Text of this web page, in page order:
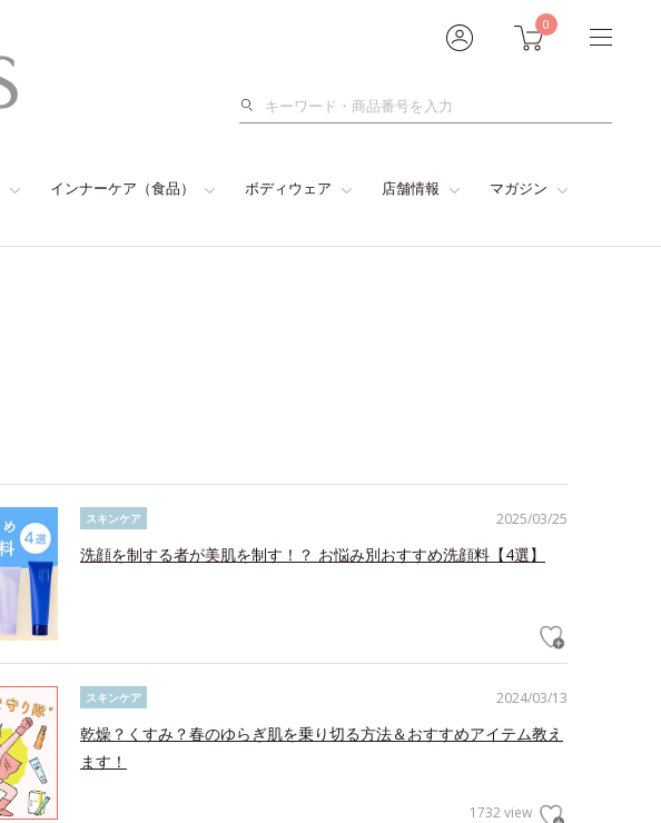
0
検
インナーケア（食品） ボディウェア 店舗情報 マガジン
2025/03/25
スキンケア
洗顔を制する者が美肌を制す！？ お悩み別おすすめ洗顔料【4選】
2024/03/13
スキンケア
乾燥？くすみ？春のゆらぎ肌を乗り切る方法＆おすすめアイテム教え
ます！
1732 view